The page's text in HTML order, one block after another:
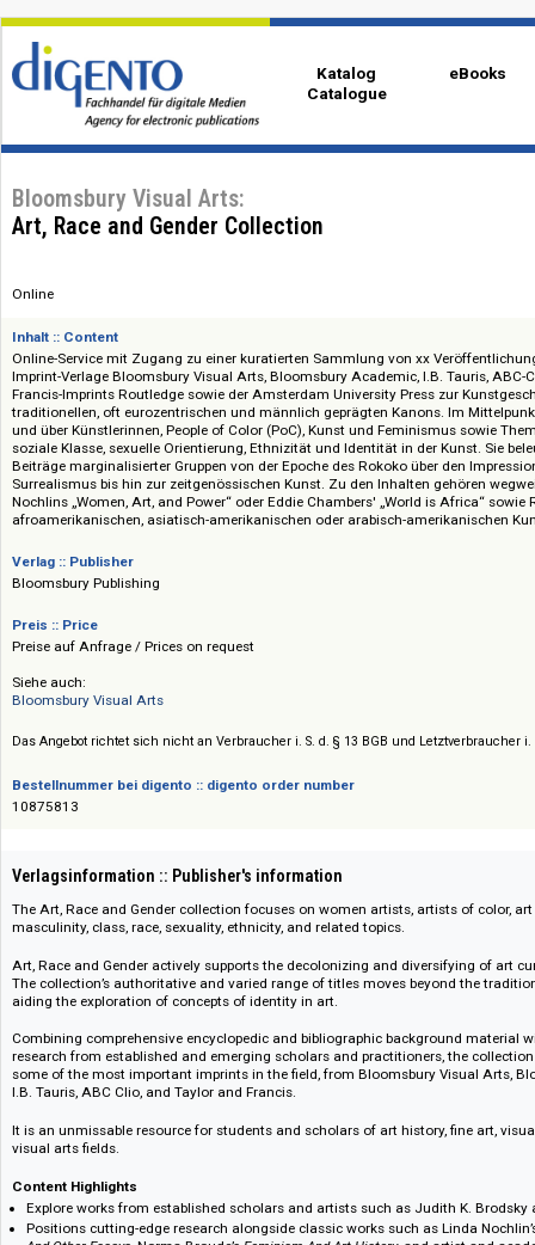
Katalog
Catalogue
Bloomsbury Visual Arts:
Inhalt :: Content
Online-Service mit Zugang zu einer kuratierten Sammlung von xx
Imprint-Verlage Bloomsbury Visual Arts, Bloomsbury Academic, I.B.
Francis-Imprints Routledge sowie der Amsterdam University Press zur
traditionellen, oft eurozentrischen und männlich geprägten Kanons. Im
und über Künstlerinnen, People of Color (PoC), Kunst und Feminismus
soziale Klasse, sexuelle Orientierung, Ethnizität und Identität in der
Beiträge marginalisierter Gruppen von der Epoche des Rokoko über den
Nochlins „Women, Art, and Power“ oder Eddie Chambers' „World is
afroamerikanischen, asiatisch-amerikanischen oder arabisch-
Verlag :: Publisher
Bloomsbury Publishing
Preis :: Price
Bloomsbury Visual Arts
Bestellnummer bei digento :: digento order number
Verlagsinformation :: Publisher's information
The Art, Race and Gender collection focuses on women artists, artists of
masculinity, class, race, sexuality, ethnicity, and related topics.
Art, Race and Gender actively supports the decolonizing and
The collection’s authoritative and varied range of titles moves beyond
Combining comprehensive encyclopedic and bibliographic background
some of the most important imprints in the field, from Bloomsbury
I.B. Tauris, ABC Clio, and Taylor and Francis.